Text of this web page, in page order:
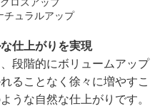
ロスアップ
チュラルアップ
仕上がりを実現
段階的にボリュームアップ
ることなく徐々に増やすこ
うな自然な仕上がりです。